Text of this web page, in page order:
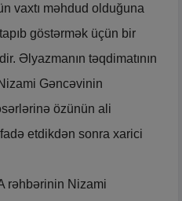
vaxtı məhdud olduğuna
göstərmək üçün bir
Əlyazmanın təqdimatının
Gəncəvinin
özünün ali
etdikdən sonra xarici
rəhbərinin Nizami